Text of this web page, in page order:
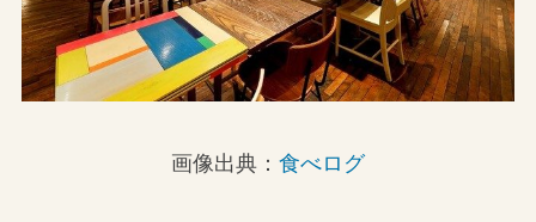
画像出典： 食べログ